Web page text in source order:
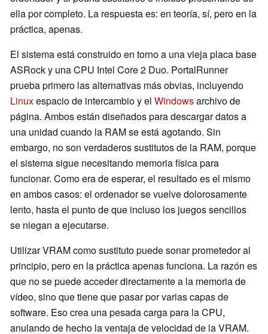
ella por completo. La respuesta es: en teoría, sí, pero en la
práctica, apenas.
El sistema está construido en torno a una vieja placa base
ASRock y una CPU Intel Core 2 Duo. PortalRunner
prueba primero las alternativas más obvias, incluyendo
Linuxespacio de intercambio y el Windowsarchivo de
página. Ambos están diseñados para descargar datos a
una unidad cuando la RAM se está agotando. Sin
embargo, no son verdaderos sustitutos de la RAM, porque
el sistema sigue necesitando memoria física para
funcionar. Como era de esperar, el resultado es el mismo
en ambos casos: el ordenador se vuelve dolorosamente
lento, hasta el punto de que incluso los juegos sencillos
se niegan a ejecutarse.
Utilizar VRAM como sustituto puede sonar prometedor al
principio, pero en la práctica apenas funciona. La razón es
que no se puede acceder directamente a la memoria de
vídeo, sino que tiene que pasar por varias capas de
software. Eso crea una pesada carga para la CPU,
anulando de hecho la ventaja de velocidad de la VRAM.